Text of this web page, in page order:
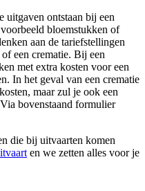
uitgaven ontstaan bij een
bloemstukken of
aan de tariefstellingen
een crematie. Bij een
met extra kosten voor een
In het geval van een crematie
maar zul je ook een
bovenstaand formulier
die bij uitvaarten komen
en we zetten alles voor je